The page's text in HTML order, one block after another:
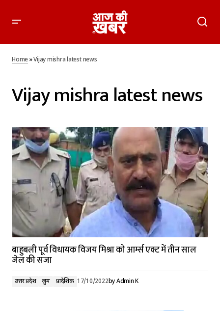
Home»Vijay mishra latest news
Vijay mishra latest news
बाहुबली पूर्व विधायक विजय मिश्रा को आर्म्स एक्ट में तीन साल
जेल की सजा
उत्तर प्रदेश जुर्म प्रादेशिक 17/10/2022byAdmin K